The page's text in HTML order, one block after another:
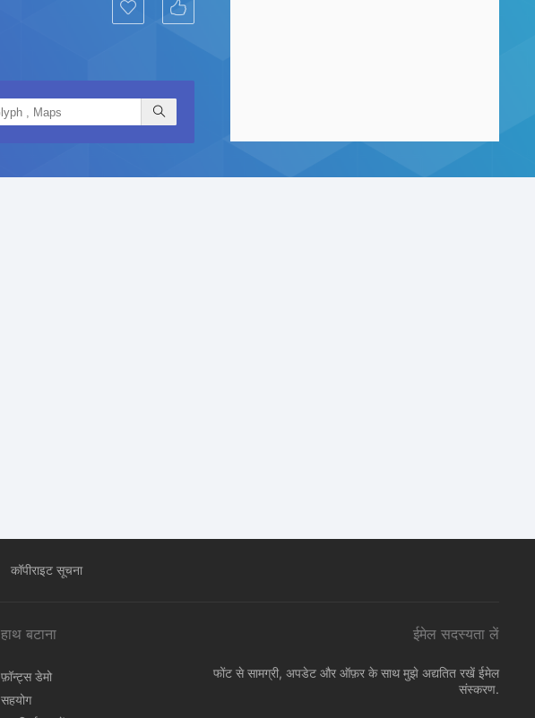
कॉपीराइट सूचना
हाथ बटाना
फ़ॉन्ट्स डेमो
सहयोग
ईमेल सदस्यता लें
फोंट से सामग्री, अपडेट और ऑफ़र के साथ मुझे अद्यतित रखें ईमेल
संस्करण.